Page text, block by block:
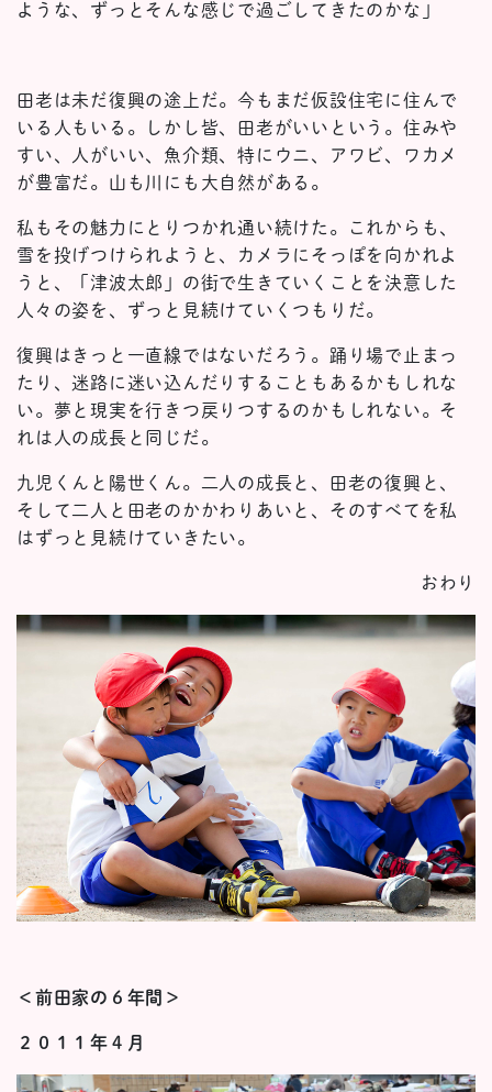
ような、ずっとそんな感じで過ごしてきたのかな」
田老は未だ復興の途上だ。今もまだ仮設住宅に住んで
いる人もいる。しかし皆、田老がいいという。住みや
すい、人がいい、魚介類、特にウニ、アワビ、ワカメ
が豊富だ。山も川にも大自然がある。
私もその魅力にとりつかれ通い続けた。これからも、
雪を投げつけられようと、カメラにそっぽを向かれよ
うと、「津波太郎」の街で生きていくことを決意した
人々の姿を、ずっと見続けていくつもりだ。
復興はきっと一直線ではないだろう。踊り場で止まっ
たり、迷路に迷い込んだりすることもあるかもしれな
い。夢と現実を行きつ戻りつするのかもしれない。そ
れは人の成長と同じだ。
九児くんと陽世くん。二人の成長と、田老の復興と、
そして二人と田老のかかわりあいと、そのすべてを私
はずっと見続けていきたい。
おわり
＜前田家の６年間＞
２０１１年４月